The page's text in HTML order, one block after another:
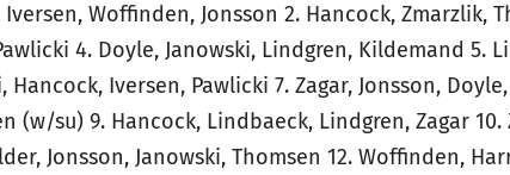
Iversen, Woffinden, Jonsson 2. Hancock, Zmarzlik,
4. Doyle, Janowski, Lindgren, Kildemand 5.
Hancock, Iversen, Pawlicki 7. Zagar, Jonsson,
(w/su) 9. Hancock, Lindbaeck, Lindgren, Zagar 10.
Jonsson, Janowski, Thomsen 12. Woffinden,